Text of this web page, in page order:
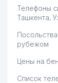
59
AL-
Телефоны
Ташкента,
рубежом
Цены на
Список